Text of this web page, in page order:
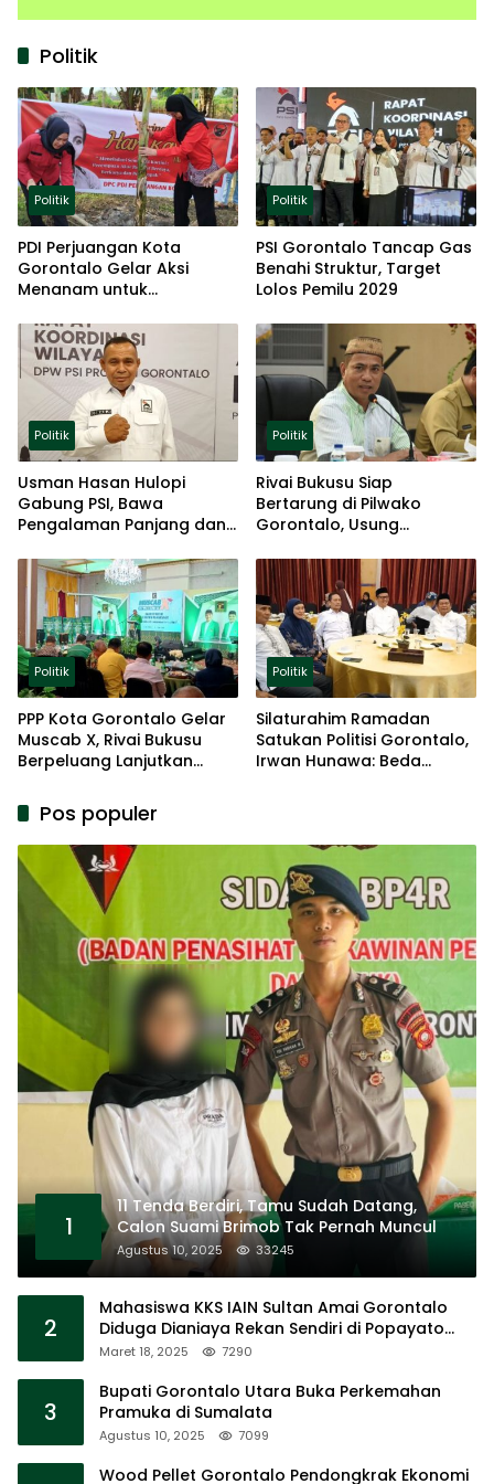
Politik
Politik
PDI Perjuangan Kota
Gorontalo Gelar Aksi
Menanam untuk
Politik
PSI Gorontalo Tancap Gas
Benahi Struktur, Target
Lolos Pemilu 2029
Politik
Usman Hasan Hulopi
Gabung PSI, Bawa
Pengalaman Panjang dan
Politik
Rivai Bukusu Siap
Bertarung di Pilwako
Gorontalo, Usung
Politik
Politik
PPP Kota Gorontalo Gelar
Muscab X, Rivai Bukusu
Berpeluang Lanjutkan
Politik
Silaturahim Ramadan
Satukan Politisi Gorontalo,
Irwan Hunawa: Beda
Pos populer
1
11 Tenda Berdiri, Tamu Sudah Datang,
Calon Suami Brimob Tak Pernah Muncul
Agustus 10, 2025 33245
2
Mahasiswa KKS IAIN Sultan Amai Gorontalo
Diduga Dianiaya Rekan Sendiri di Popayato
Barat
Maret 18, 2025 7290
3
Bupati Gorontalo Utara Buka Perkemahan
Pramuka di Sumalata
Agustus 10, 2025 7099
Wood Pellet Gorontalo Pendongkrak Ekonomi